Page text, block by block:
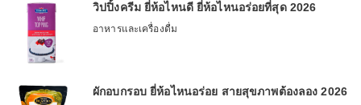
วิปปิ้งครีม ยี่ห้อไหนดี ยี่ห้อไหนอร่อยที่สุด 2026
อาหารและเครื่องดื่ม
ผักอบกรอบ ยี่ห้อไหนอร่อย สายสุขภาพต้องลอง 2026